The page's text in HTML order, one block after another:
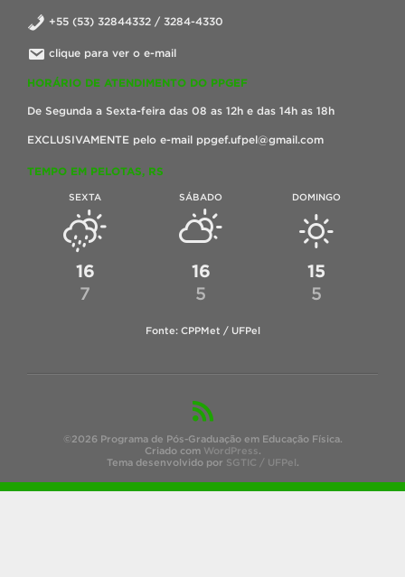
+55 (53) 32844332 / 3284-4330
clique para ver o e-mail
HORÁRIO DE ATENDIMENTO DO PPGEF
De Segunda a Sexta-feira das 08 as 12h e das 14h as 18h
EXCLUSIVAMENTE pelo e-mail ppgef.ufpel@gmail.com
TEMPO EM PELOTAS, RS
SEXTA
16
7
SÁBADO
16
5
DOMINGO
15
5
Fonte: CPPMet / UFPel
©2026 Programa de Pós-Graduação em Educação Física.
Criado com WordPress.
Tema desenvolvido por SGTIC / UFPel.